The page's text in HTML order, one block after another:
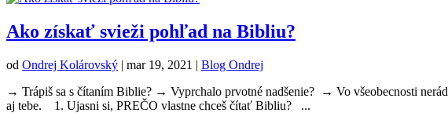
Ako získať svieži pohľad na Bibliu?
od Ondrej Kolárovský | mar 19, 2021 | Blog Ondrej
→ Trápiš sa s čítaním Biblie? → Vyprchalo prvotné nadšenie? → Vo všeobecnosti
aj tebe. 1. Ujasni si, PREČO vlastne chceš čítať Bibliu? ...